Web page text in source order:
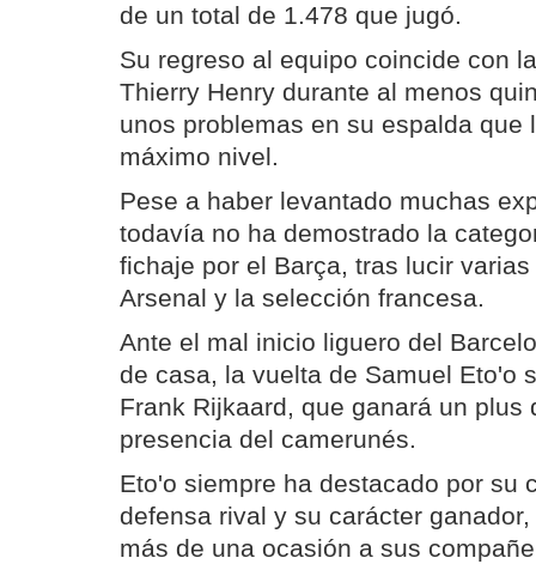
de un total de 1.478 que jugó.
Su regreso al equipo coincide con
Thierry Henry durante al menos
unos problemas en su espalda que
máximo nivel.
Pese a haber levantado muchas
todavía no ha demostrado la
fichaje por el Barça, tras lucir
Arsenal y la selección francesa.
Ante el mal inicio liguero del
de casa, la vuelta de Samuel Eto'o
Frank Rijkaard, que ganará un plus
presencia del camerunés.
Eto'o siempre ha destacado por su
defensa rival y su carácter
más de una ocasión a sus